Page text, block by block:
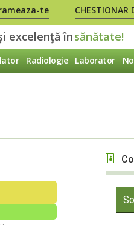
te CHESTIONAR
Radiologie Laborator